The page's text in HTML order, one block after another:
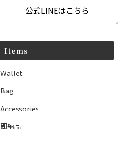
公式LINEはこちら
Items
Wallet
Bag
Accessories
即納品